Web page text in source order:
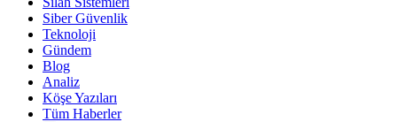
Siber Güvenlik
Teknoloji
Gündem
Blog
Analiz
Köşe Yazıları
Tüm Haberler